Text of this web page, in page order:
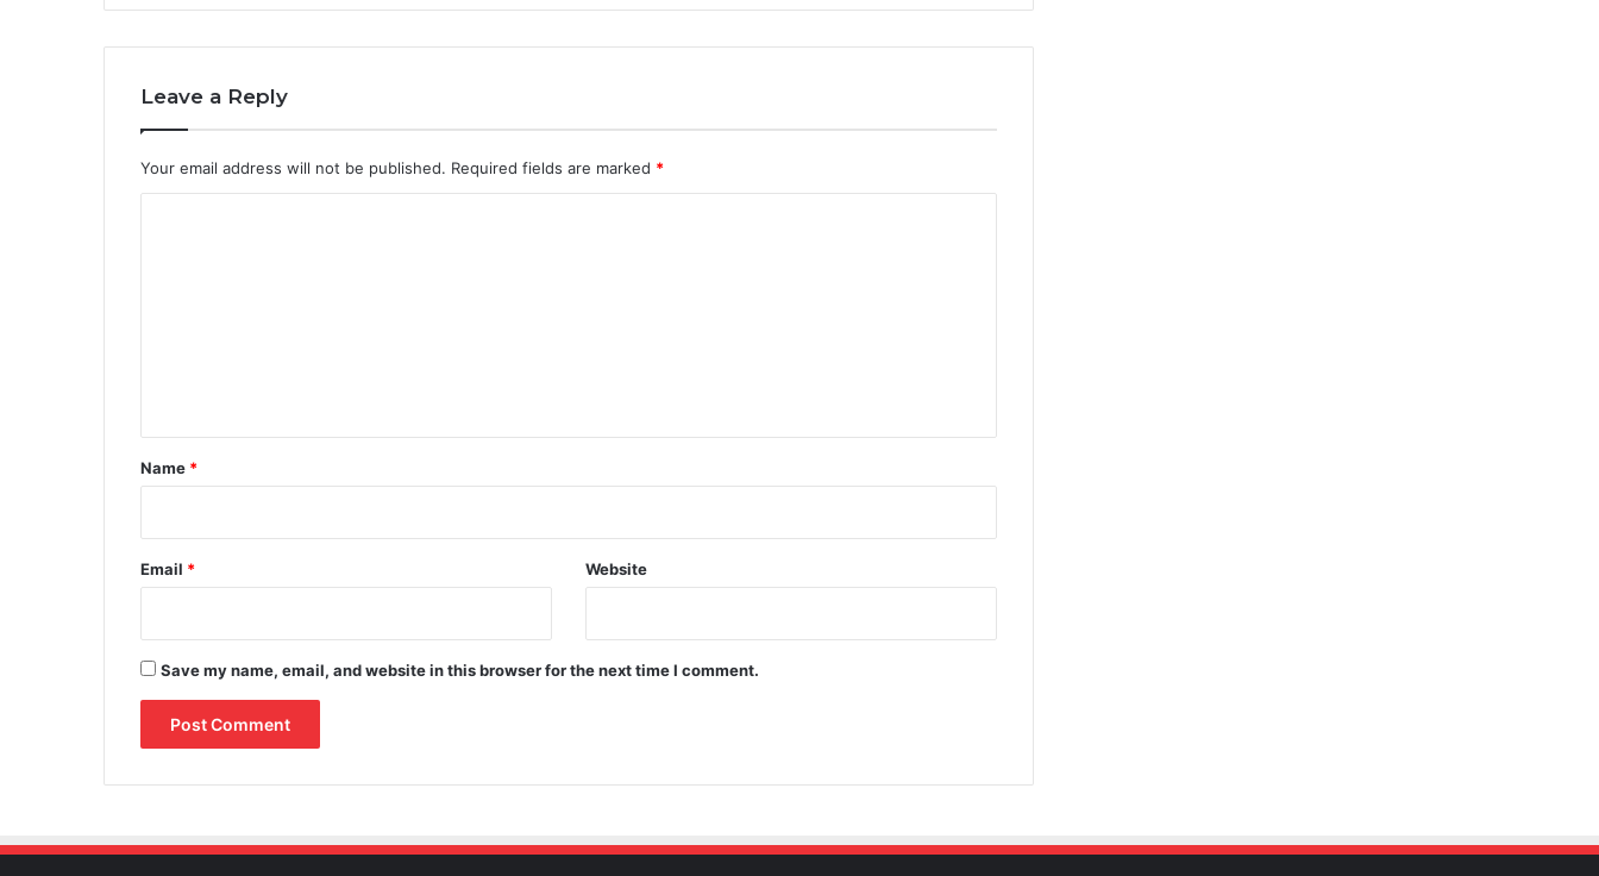
Leave a Reply
Your email address will not be published. Required fields are marked *
*
Name *
Email * Website
Save my name, email, and website in this browser for the next time I comment.